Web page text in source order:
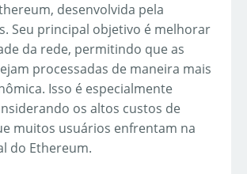
desenvolvida pela
Seu principal objetivo é melhorar
da rede, permitindo que as
processadas de maneira mais
Isso é especialmente
os altos custos de
muitos usuários enfrentam na
do Ethereum.